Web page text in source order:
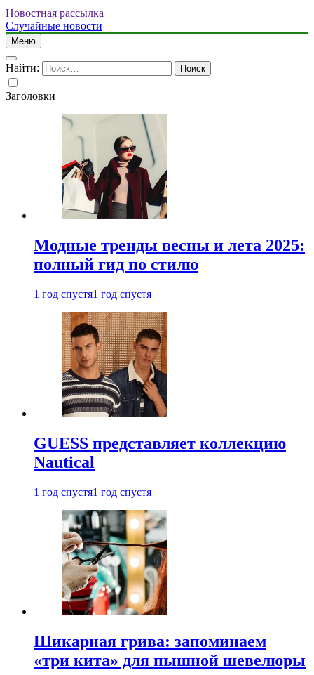
Новостная рассылка
Случайные новости
Меню
Найти:
Заголовки
Модные тренды весны и лета 2025:
полный гид по стилю
1 год спустя1 год спустя
GUESS представляет коллекцию
Nautical
1 год спустя1 год спустя
Шикарная грива: запоминаем
«три кита» для пышной шевелюры